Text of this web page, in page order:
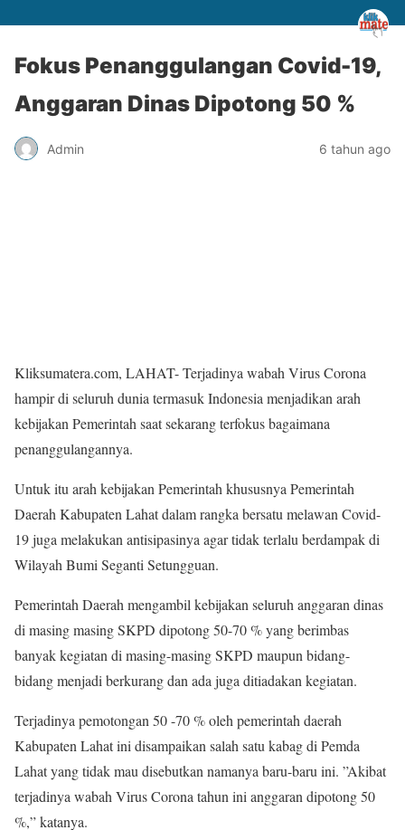
Fokus Penanggulangan Covid-19,
Anggaran Dinas Dipotong 50 %
Admin 6 tahun ago
Kliksumatera.com, LAHAT- Terjadinya wabah Virus Corona
hampir di seluruh dunia termasuk Indonesia menjadikan arah
kebijakan Pemerintah saat sekarang terfokus bagaimana
penanggulangannya.
Untuk itu arah kebijakan Pemerintah khususnya Pemerintah
Daerah Kabupaten Lahat dalam rangka bersatu melawan Covid-
19 juga melakukan antisipasinya agar tidak terlalu berdampak di
Wilayah Bumi Seganti Setungguan.
Pemerintah Daerah mengambil kebijakan seluruh anggaran dinas
di masing masing SKPD dipotong 50-70 % yang berimbas
banyak kegiatan di masing-masing SKPD maupun bidang-
bidang menjadi berkurang dan ada juga ditiadakan kegiatan.
Terjadinya pemotongan 50 -70 % oleh pemerintah daerah
Kabupaten Lahat ini disampaikan salah satu kabag di Pemda
Lahat yang tidak mau disebutkan namanya baru-baru ini. ”Akibat
terjadinya wabah Virus Corona tahun ini anggaran dipotong 50
%,” katanya.